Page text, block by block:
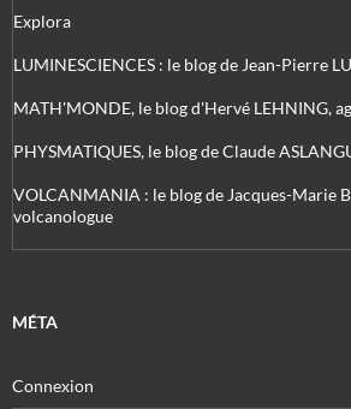
Explora
LUMINESCIENCES : le blog de Jean-Pierre
MATH'MONDE, le blog d'Hervé LEHNING,
PHYSMATIQUES, le blog de Claude
VOLCANMANIA : le blog de Jacques-Marie
volcanologue
MÉTA
Connexion